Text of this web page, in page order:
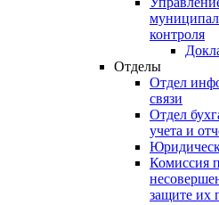
контроля
Отделы
Отдел
связи
Отдел
учета и
Комиссия
защите их